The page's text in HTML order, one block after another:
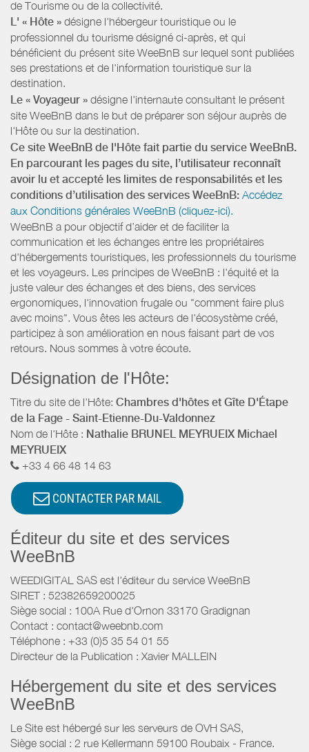
de Tourisme ou de la collectivité.
L' « Hôte » désigne l'hébergeur touristique ou le
professionnel du tourisme désigné ci-après, et qui
bénéficient du présent site WeeBnB sur lequel sont publiées
ses prestations et de l'information touristique sur la
destination.
Le « Voyageur » désigne l'internaute consultant le présent
site WeeBnB dans le but de préparer son séjour auprès de
l'Hôte ou sur la destination.
Ce site WeeBnB de l'Hôte fait partie du service WeeBnB.
En parcourant les pages du site, l’utilisateur reconnaît
avoir lu et accepté les limites de responsabilités et les
conditions d’utilisation des services WeeBnB: Accédez
aux Conditions générales WeeBnB (cliquez-ici).
WeeBnB a pour objectif d’aider et de faciliter la
communication et les échanges entre les propriétaires
d'hébergements touristiques, les professionnels du tourisme
et les voyageurs. Les principes de WeeBnB : l'équité et la
juste valeur des échanges et des biens, des services
ergonomiques, l'innovation frugale ou "comment faire plus
avec moins". Vous êtes les acteurs de l'écosystème créé,
participez à son amélioration en nous faisant part de vos
retours. Nous sommes à votre écoute.
Désignation de l'Hôte:
Titre du site de l'Hôte: Chambres d'hôtes et Gîte D'Étape
de la Fage - Saint-Etienne-Du-Valdonnez
Nom de l'Hôte : Nathalie BRUNEL MEYRUEIX Michael
MEYRUEIX
+33 4 66 48 14 63
CONTACTER PAR MAIL
Éditeur du site et des services
WeeBnB
WEEDIGITAL SAS est l'éditeur du service WeeBnB
SIRET : 52382659200025
Siège social : 100A Rue d'Ornon 33170 Gradignan
Contact : contact@weebnb.com
Téléphone : +33 (0)5 35 54 01 55
Directeur de la Publication : Xavier MALLEIN
Hébergement du site et des services
WeeBnB
Le Site est hébergé sur les serveurs de OVH SAS,
Siège social : 2 rue Kellermann 59100 Roubaix - France.